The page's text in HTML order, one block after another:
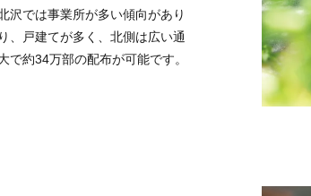
沢では事業所が多い傾向があり
、戸建てが多く、北側は広い通
で約34万部の配布が可能です。